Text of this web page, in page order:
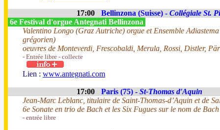
17:00 Bellinzona (Suisse) - Collégiale St.
6e Festival d'orgue Antegnati Bellinzona
Valentino Longo (Graz Autriche) orgue et Ensemble
grégorien)
oeuvres de Monteverdi, Frescobaldi, Merula, Rossi, Distler,
- Entrée libre - collecte
Lien : www.antegnati.com
17:00 Paris (75) - St-Thomas d'Aquin
Jean-Marc Leblanc, titulaire de Saint-Thomas-d’Aquin et de
6e Sonate en trio de Bach et les Six Fugues sur le nom de
- entrée libre